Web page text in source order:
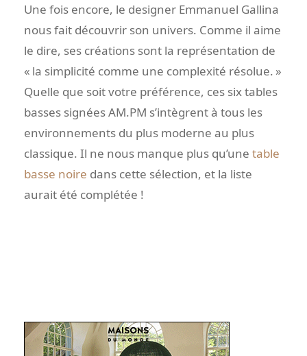
Une fois encore, le designer Emmanuel Gallina
nous fait découvrir son univers. Comme il aime
le dire, ses créations sont la représentation de
« la simplicité comme une complexité résolue. »
Quelle que soit votre préférence, ces six tables
basses signées AM.PM s’intègrent à tous les
environnements du plus moderne au plus
classique. Il ne nous manque plus qu’une table
basse noire dans cette sélection, et la liste
aurait été complétée !